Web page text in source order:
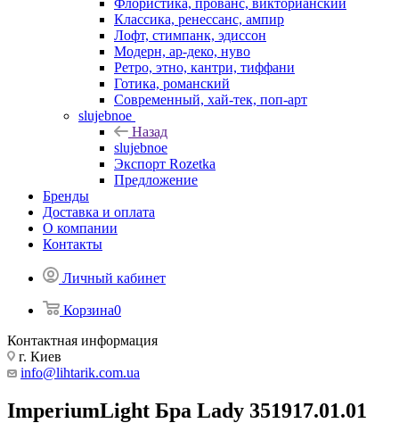
Флористика, прованс, викторианский
Классика, ренессанс, ампир
Лофт, стимпанк, эдиссон
Модерн, ар-деко, нуво
Ретро, этно, кантри, тиффани
Готика, романский
Современный, хай-тек, поп-арт
slujebnoe
Назад
slujebnoe
Экспорт Rozetka
Предложение
Бренды
Доставка и оплата
О компании
Контакты
Личный кабинет
Корзина0
Контактная информация
г. Киев
info@lihtarik.com.ua
ImperiumLight Бра Lady 351917.01.01